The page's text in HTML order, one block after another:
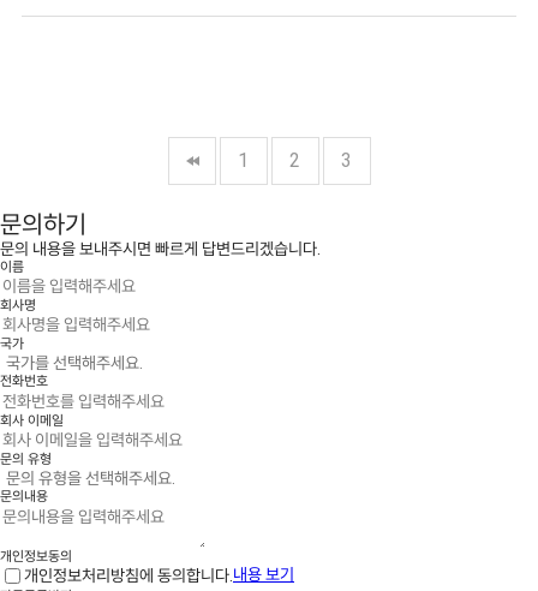
1 2 3
문의하기
문의 내용을 보내주시면 빠르게 답변드리겠습니다.
이름
회사명
국가
전화번호
회사 이메일
문의 유형
문의내용
개인정보동의
개인정보처리방침에 동의합니다. 내용 보기